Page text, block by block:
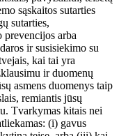
sąskaitos sutarties
sutarties,
arba
ir susisiekimo su
kai tai yra
ir duomenų
asmens duomenys taip
remiantis jūsų
Tvarkymas kitais nei
(i) gavus